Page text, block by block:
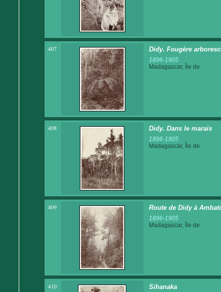
407 Didy. Fougère
1896-1905
Madagascar, Île de
408 Didy. Dans le marais
1896-1905
Madagascar, Île de
409 Route de Didy à
1896-1905
Madagascar, Île de
410 Sihanaka